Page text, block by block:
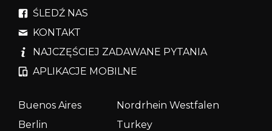
ŚLEDŹ NAS
KONTAKT
NAJCZĘŚCIEJ ZADAWANE PYTANIA
APLIKACJE MOBILNE
Buenos Aires
Nordrhein Westfalen
Berlin
Turkey